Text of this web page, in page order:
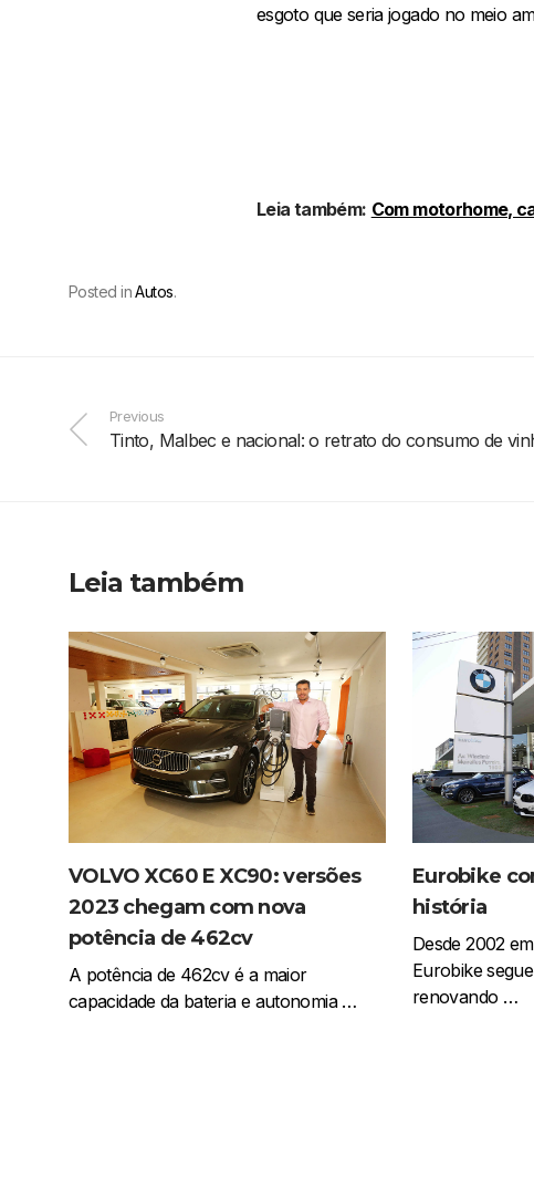
esgoto que seria jogado no meio
Leia também: Com motorhome,
Posted inAutos.
Previous
Tinto, Malbec e nacional: o retrato do consumo de
Leia também
VOLVO XC60 E XC90: versões
2023 chegam com nova
potência de 462cv
A potência de 462cv é a maior
capacidade da bateria e autonomia …
Eurobike
história
Desde 2002
Eurobike
renovando …